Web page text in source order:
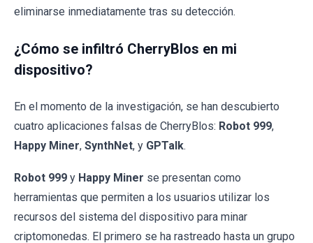
eliminarse inmediatamente tras su detección.
¿Cómo se infiltró CherryBlos en mi
dispositivo?
En el momento de la investigación, se han descubierto
cuatro aplicaciones falsas de CherryBlos: Robot 999,
Happy Miner, SynthNet, y GPTalk.
Robot 999 y Happy Miner se presentan como
herramientas que permiten a los usuarios utilizar los
recursos del sistema del dispositivo para minar
criptomonedas. El primero se ha rastreado hasta un grupo